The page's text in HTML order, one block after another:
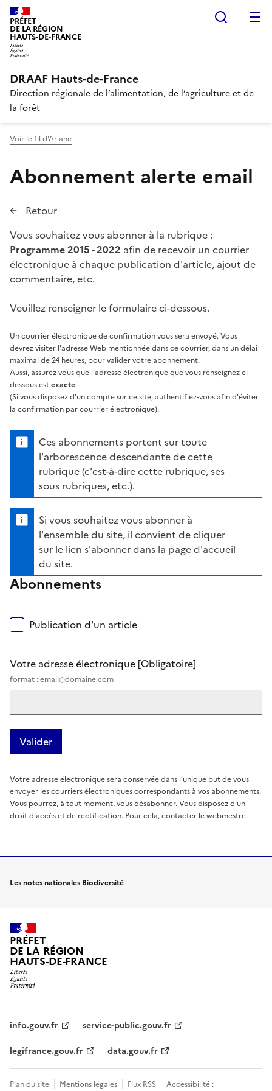
PRÉFET
DE LA RÉGION
HAUTS-DE-FRANCE
DRAAF Hauts-de-France
Direction régionale de l’alimentation, de l’agriculture et de
la forêt
Voir le fil d'Ariane
Abonnement alerte email
Retour
Vous souhaitez vous abonner à la rubrique :
Programme 2015 - 2022 afin de recevoir un courrier
électronique à chaque publication d'article, ajout de
commentaire, etc.
Veuillez renseigner le formulaire ci-dessous.
Un courrier électronique de confirmation vous sera envoyé. Vous
devrez visiter l'adresse Web mentionnée dans ce courrier, dans un délai
maximal de 24 heures, pour valider votre abonnement.
Aussi, assurez vous que l'adresse électronique que vous renseignez ci-
dessous estexacte.
(Si vous disposez d'un compte sur ce site, authentifiez-vous afin d'éviter
la confirmation par courrier électronique).
Ces abonnements portent sur toute
l'arborescence descendante de cette
rubrique (c'est-à-dire cette rubrique, ses
sous rubriques, etc.).
Si vous souhaitez vous abonner à
l'ensemble du site, il convient de cliquer
sur le lien s'abonner dans la page d'accueil
du site.
Abonnements
Publication d'un article
Votre adresse électronique [Obligatoire]
format : email@domaine.com
Votre adresse électronique sera conservée dans l'unique but de vous
envoyer les courriers électroniques correspondants à vos abonnements.
Vous pourrez, à tout moment, vous désabonner. Vous disposez d'un
droit d'accès et de rectification. Pour cela, contacter le webmestre.
Les notes nationales Biodiversité
PRÉFET
DE LA RÉGION
HAUTS-DE-FRANCE
info.gouv.fr
service-public.gouv.fr
legifrance.gouv.fr
data.gouv.fr
Plan du site Mentions légales Flux RSS Accessibilité :